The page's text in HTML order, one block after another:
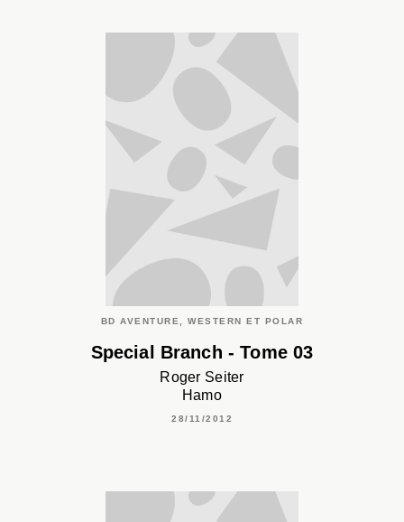
BD AVENTURE, WESTERN ET POLAR
Special Branch - Tome 03
Roger Seiter
Hamo
28/11/2012